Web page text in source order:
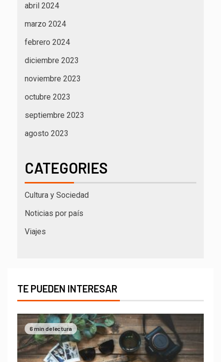
abril 2024
marzo 2024
febrero 2024
diciembre 2023
noviembre 2023
octubre 2023
septiembre 2023
agosto 2023
CATEGORIES
Cultura y Sociedad
Noticias por país
Viajes
TE PUEDEN INTERESAR
6 min de lectura